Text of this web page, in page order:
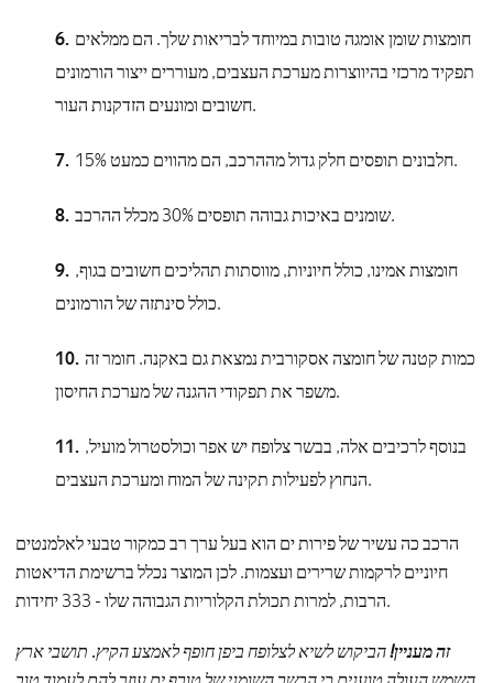
חומצות שומן אומגה טובות במיוחד לבריאות שלך. הם ממלאים
תפקיד מרכזי בהיווצרות מערכת העצבים, מעוררים ייצור הורמונים
חשובים ומונעים הזדקנות העור.
חלבונים תופסים חלק גדול מההרכב, הם מהווים כמעט 15%.
שומנים באיכות גבוהה תופסים 30% מכלל ההרכב.
חומצות אמינו, כולל חיוניות, מווסתות תהליכים חשובים בגוף,
כולל סינתזה של הורמונים.
כמות קטנה של חומצה אסקורבית נמצאת גם באקנה. חומר זה
משפר את תפקודי ההגנה של מערכת החיסון.
בנוסף לרכיבים אלה, בבשר צלופח יש אפר וכולסטרול מועיל,
הנחוץ לפעילות תקינה של המוח ומערכת העצבים.
הרכב כה עשיר של פירות ים הוא בעל ערך רב כמקור טבעי לאלמנטים
חיוניים לרקמות שרירים ועצמות. לכן המוצר נכלל ברשימת הדיאטות
הרבות, למרות תכולת הקלוריות הגבוהה שלו - 333 יחידות.
זה מעניין!הביקוש לשיא לצלופח ביפן חופף לאמצע הקיץ. תושבי ארץ